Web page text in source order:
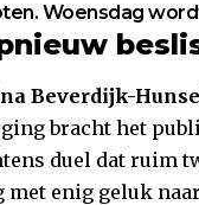
Woensdag
Beverdijk-
bracht het
duel dat ruim
met enig geluk